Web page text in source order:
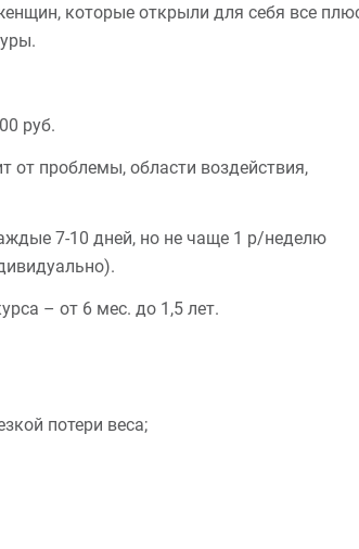
которые открыли для себя все
руб.
от проблемы, области воздействия,
7-10 дней, но не чаще 1 р/неделю
– от 6 мес. до 1,5 лет.
потери веса;